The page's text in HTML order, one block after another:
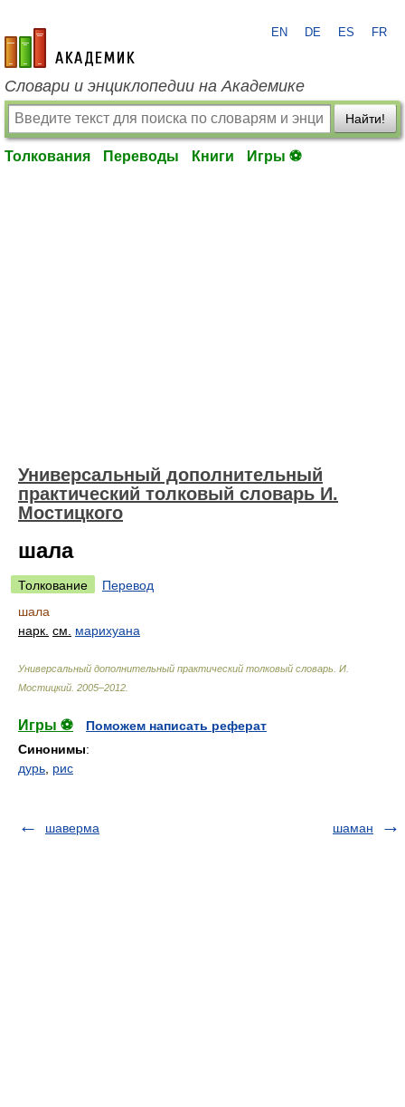
academic.ru
EN DE ES FR
Словари и энциклопедии на Академике
Найти!
Толкования Переводы Книги Игры ⚽
Универсальный дополнительный
практический толковый словарь И.
Мостицкого
шала
Толкование
Перевод
шала
нарк. см. марихуана
Универсальный дополнительный практический толковый словарь И.
Мостицкий 2005–2012
Игры ⚽
Поможем написать реферат
Синонимы:
дурь рис
шаверма шаман